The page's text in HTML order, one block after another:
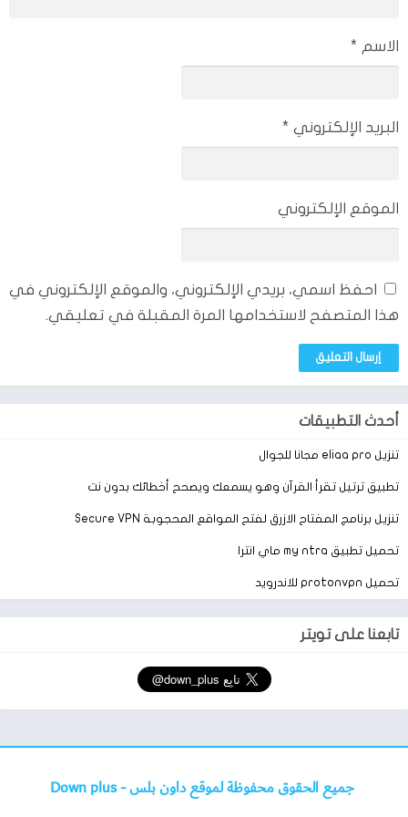
الاسم *
البريد الإلكتروني *
الموقع الإلكتروني
احفظ اسمي، بريدي الإلكتروني، والموقع الإلكتروني في
هذا المتصفح لاستخدامها المرة المقبلة في تعليقي.
أحدث التطبيقات
تنزيل eliaa pro مجانا للجوال
تطبيق ترتيل تقرأ القرآن وهو يسمعك ويصحح أخطائك بدون نت
تنزيل برنامج المفتاح الازرق لفتح المواقع المحجوبة Secure VPN
تحميل تطبيق my ntra ماي انترا
تحميل protonvpn للاندرويد
تابعنا على تويتر
جميع الحقوق محفوظة لموقع داون بلس -Down plus